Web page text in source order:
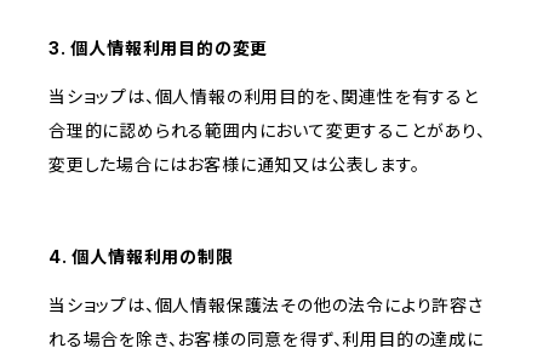
3. 個人情報利用目的の変更
当ショップは、個人情報の利用目的を、関連性を有すると
合理的に認められる範囲内において変更することがあり、
変更した場合にはお客様に通知又は公表します。
4. 個人情報利用の制限
当ショップは、個人情報保護法その他の法令により許容さ
れる場合を除き、お客様の同意を得ず、利用目的の達成に